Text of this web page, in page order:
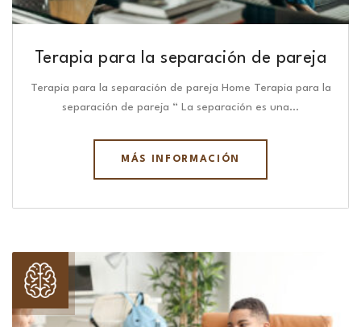
Terapia para la separación de pareja
Terapia para la separación de pareja Home Terapia para la
separación de pareja “ La separación es una…
MÁS INFORMACIÓN